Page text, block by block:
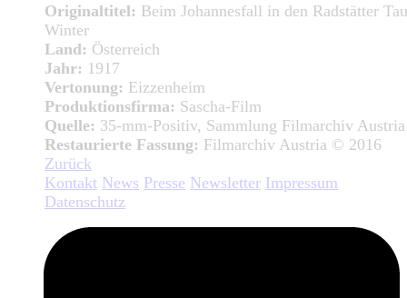
Originaltitel: Beim Johannesfall in den Radstätter
Winter
Land: Österreich
Jahr: 1917
Vertonung: Eizzenheim
Produktionsfirma: Sascha-Film
Quelle: 35-mm-Positiv, Sammlung Filmarchiv Austria
Restaurierte Fassung: Filmarchiv Austria © 2016
Zurück
Kontakt News Presse Newsletter Impressum
Datenschutz